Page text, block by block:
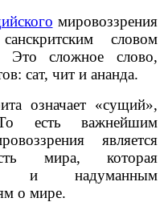
мировоззрения
словом
Это сложное слово,
сат, чит и ананда.
означает «сущий»,
есть важнейшим
является
мира, которая
и надуманным
о мире.